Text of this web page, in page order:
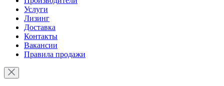
Услуги
Лизинг
Доставка
Контакты
Вакансии
Правила продажи